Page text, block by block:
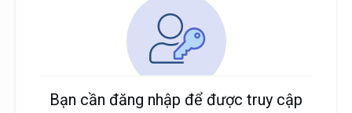
Bạn cần đăng nhập để được truy cập